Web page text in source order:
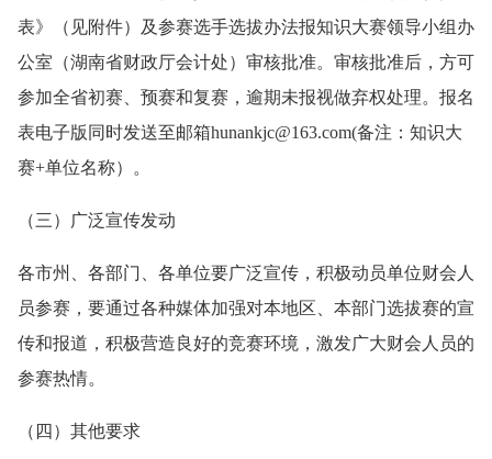
表》（见附件）及参赛选手选拔办法报知识大赛领导小组办
公室（湖南省财政厅会计处）审核批准。审核批准后，方可
参加全省初赛、预赛和复赛，逾期未报视做弃权处理。报名
表电子版同时发送至邮箱hunankjc@163.com(备注：知识大
赛+单位名称）。
（三）广泛宣传发动
各市州、各部门、各单位要广泛宣传，积极动员单位财会人
员参赛，要通过各种媒体加强对本地区、本部门选拔赛的宣
传和报道，积极营造良好的竞赛环境，激发广大财会人员的
参赛热情。
（四）其他要求